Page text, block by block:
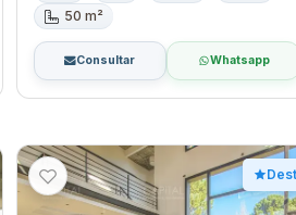
50 m²
Consultar Whatsapp